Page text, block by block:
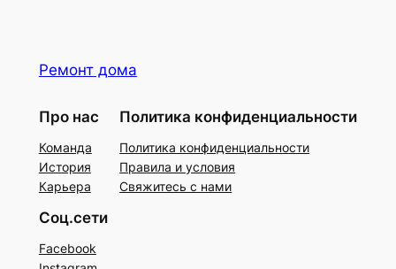
Ремонт дома
Про нас
Команда
История
Карьера
Политика конфиденциальности
Политика конфиденциальности
Правила и условия
Свяжитесь с нами
Соц.сети
Facebook